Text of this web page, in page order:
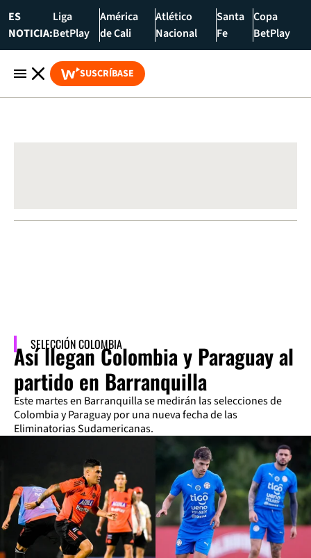
ES
NOTICIA:
Liga
BetPlay
América
de Cali
Atlético
Nacional
Santa
Fe
Copa
BetPlay
SUSCRÍBASE
SELECCIÓN COLOMBIA
Así llegan Colombia y Paraguay al
partido en Barranquilla
Este martes en Barranquilla se medirán las selecciones de
Colombia y Paraguay por una nueva fecha de las
Eliminatorias Sudamericanas.